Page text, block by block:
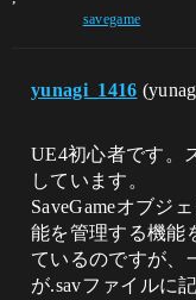
savegame
yunagi_1416
UE4初心者です。
しています。
SaveGameオブジ
能を管理する機能
ているのですが、
が.savファイルに